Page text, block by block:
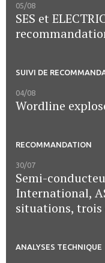
05/08
SES et
SUIVI DE
04/08
Wordline
RECOMMANDATION
30/07
Semi-
International,
situations, trois
ANALYSES TECHNIQUE